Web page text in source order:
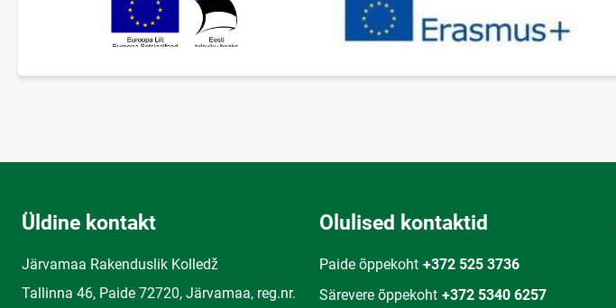
Üldine kontakt
Järvamaa Rakenduslik Kolledž
Tallinna 46, Paide 72720, Järvamaa, reg.nr.
Olulised kontaktid
Paide õppekoht +372 525 3736
Särevere õppekoht +372 5340 6257